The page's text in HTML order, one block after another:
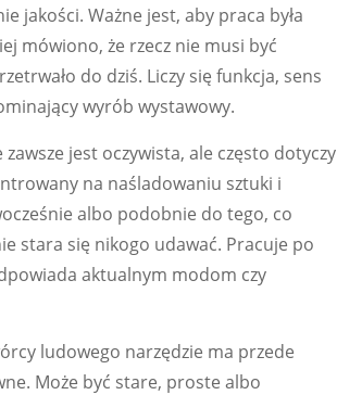
jakości. Ważne jest, aby praca była
mówiono, że rzecz nie musi być
do dziś. Liczy się funkcja, sens
wyrób wystawowy.
jest oczywista, ale często dotyczy
na naśladowaniu sztuki i
albo podobnie do tego, co
stara się nikogo udawać. Pracuje po
aktualnym modom czy
ludowego narzędzie ma przede
Może być stare, proste albo